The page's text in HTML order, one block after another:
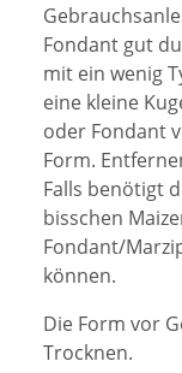
Fondant gut
mit ein wenig
eine kleine
oder Fondant
Form.
Falls benötigt
bisschen
Fondant/
können.
Die Form vor
Trocknen.